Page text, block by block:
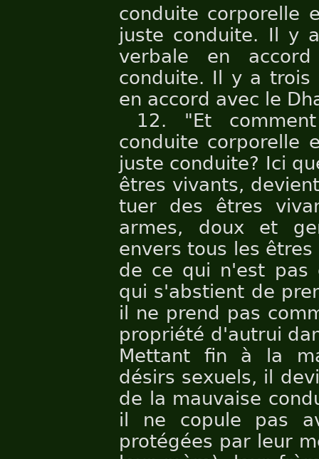
conduite corporelle
juste conduite. Il y
verbale en
conduite. Il y a trois
en accord avec le
12. "Et
conduite corporelle
juste conduite? Ici
êtres vivants,
tuer des êtres
armes, doux et
envers tous les
de ce qui n'est pas
qui s'abstient de
il ne prend pas
propriété d'autrui
Mettant fin à la
désirs sexuels, il
de la mauvaise
il ne copule pas
protégées par leur